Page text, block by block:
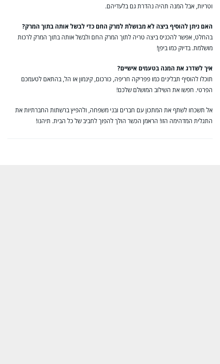
וטריות, אבל המנה תהיה נהדרת גם בלעדיהם.
האם ניתן להוסיף ביצה לא מבושלת למרק החם כדי לבשל אותה בתוך המרק?
בהחלט, אפשר להכניס ביצה טריה לתוך המרק החם ולבשל אותה בתוך המרק לרכות
מושלמת. בדיוק כמו ביפן!
איך לשדרג את המנה בטעמים אישיים?
תוכלו להוסיף תבלינים כמו פפריקה חריפה, כורכום, קינמון או הל, בהתאם לטעמכם
הפרטי. חפשו את השילוב המושלם שלכם!
אל תשכחו לשתף את המתכון עם חברים ובני משפחה, ולהפיץ ברשתות החברתיות את
התגלית המדהימה הזו! הראמן הכשר הולך להפוך לחביב של כל הבית. תיהנו!